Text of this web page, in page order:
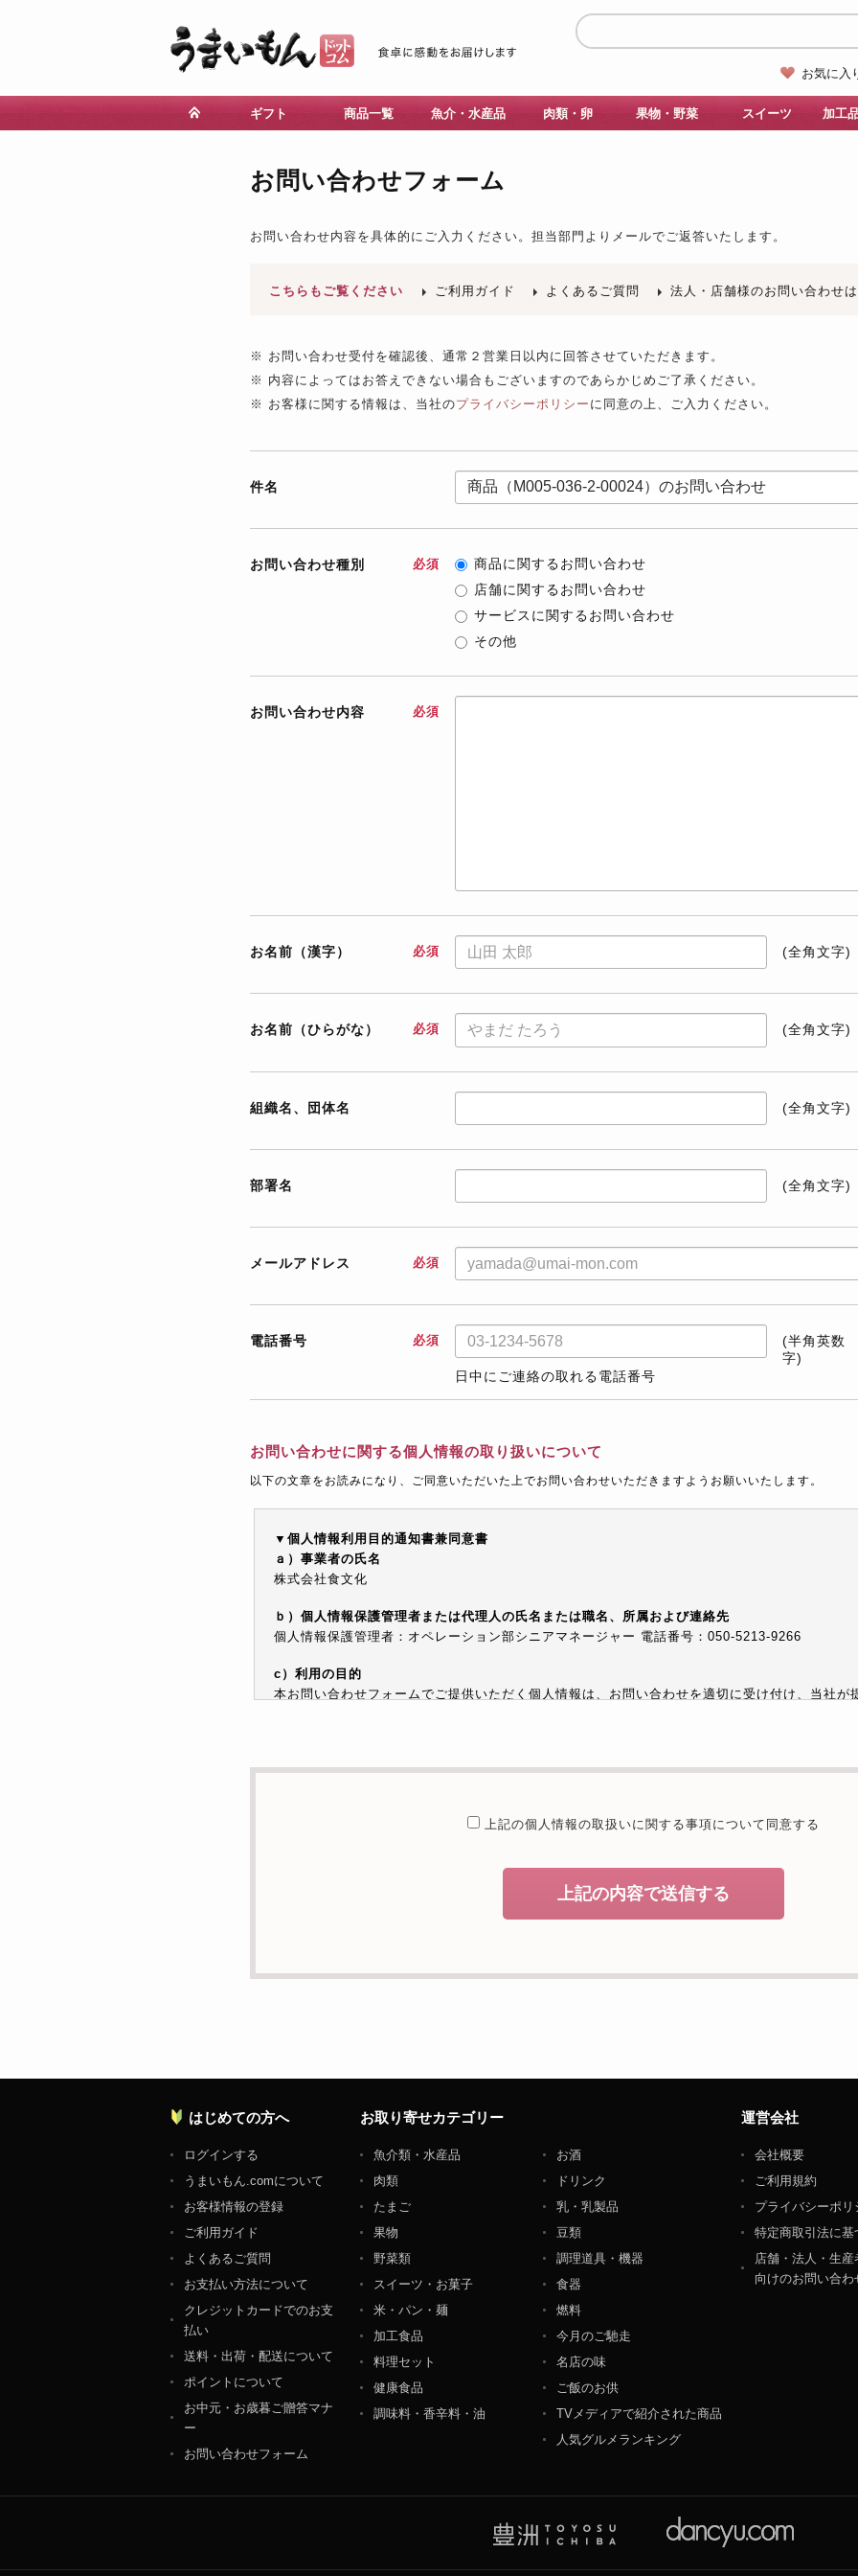
お気に入
ギフト 商品一覧 魚介・水産品 肉類・卵 果物・野菜 スイーツ 加工
お問い合わせフォーム
お問い合わせ内容を具体的にご入力ください。担当部門よりメールでご返答いたします。
こちらもご覧ください ご利用ガイド よくあるご質問 法人・店舗様のお問い合わせ
※ お問い合わせ受付を確認後、通常２営業日以内に回答させていただきます。
※ 内容によってはお答えできない場合もございますのであらかじめご了承ください。
※ お客様に関する情報は、当社のプライバシーポリシー に同意の上、ご入力ください。
件名
お問い合わせ種別 必須
商品に関するお問い合わせ
店舗に関するお問い合わせ
サービスに関するお問い合わせ
その他
お問い合わせ内容 必須
お名前（漢字） 必須 (全角文字)
お名前（ひらがな） 必須 (全角文字)
組織名、団体名 (全角文字)
部署名 (全角文字)
メールアドレス 必須
電話番号 必須
日中にご連絡の取れる電話番号
(半角英数
字)
お問い合わせに関する個人情報の取り扱いについて
以下の文章をお読みになり、ご同意いただいた上でお問い合わせいただきますようお願いいたします。
▼個人情報利用目的通知書兼同意書
ａ）事業者の氏名
株式会社食文化
ｂ）個人情報保護管理者または代理人の氏名または職名、所属および連絡先
個人情報保護管理者：オペレーション部シニアマネージャー 電話番号：050-5213-9266
c）利用の目的
本お問い合わせフォームでご提供いただく個人情報は、お問い合わせを適切に受け付け、当社が
本人の同意がある場合または法令に基づく場合を除き、取得した個人情報を第三者に提供するこ
個人情報について当社が個人情報保護管理体制について一定の水準に達していると認めた委託者
f）開示対象個人情報の開示等および問合せ窓口について
ご本人からの求めにより、当社が保有する開示対象個人情報の利用目的の通知・開示・内容の訂
ます。これらには、お客様のお名前、ご住所、電話番号、電子メールアドレスなど、お客様を特
個人情報保護管理者：オペレーション部シニアマネージャー
〒106-0044 東京都港区東麻布一丁目２７番１号 東麻布食文化ビル４階
ＴＥＬ：050-5213-9266
ＦＡＸ：047-401-6847
上記の個人情報の取扱いに関する事項について同意する
上記の内容で送信する
はじめての方へ
ログインする
うまいもん.comについて
お客様情報の登録
ご利用ガイド
よくあるご質問
お支払い方法について
クレジットカードでのお支
払い
送料・出荷・配送について
ポイントについて
お中元・お歳暮ご贈答マナ
ー
お問い合わせフォーム
お取り寄せカテゴリー
魚介類・水産品
肉類
たまご
果物
野菜類
スイーツ・お菓子
米・パン・麺
加工食品
料理セット
健康食品
調味料・香辛料・油
お酒
ドリンク
乳・乳製品
豆類
調理道具・機器
食器
燃料
今月のご馳走
名店の味
ご飯のお供
TVメディアで紹介された商品
人気グルメランキング
運営会社
会社概要
ご利用規約
プライバシーポリ
特定商取引法に基
店舗・法人・生産
向けのお問い合わ